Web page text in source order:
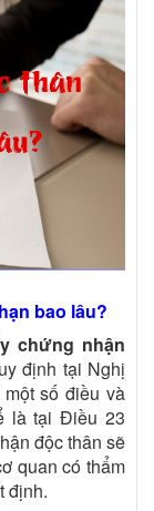
bao lâu?
chứng nhận
định tại Nghị
số điều và
là tại Điều 23
độc thân sẽ
quan có thẩm
định.